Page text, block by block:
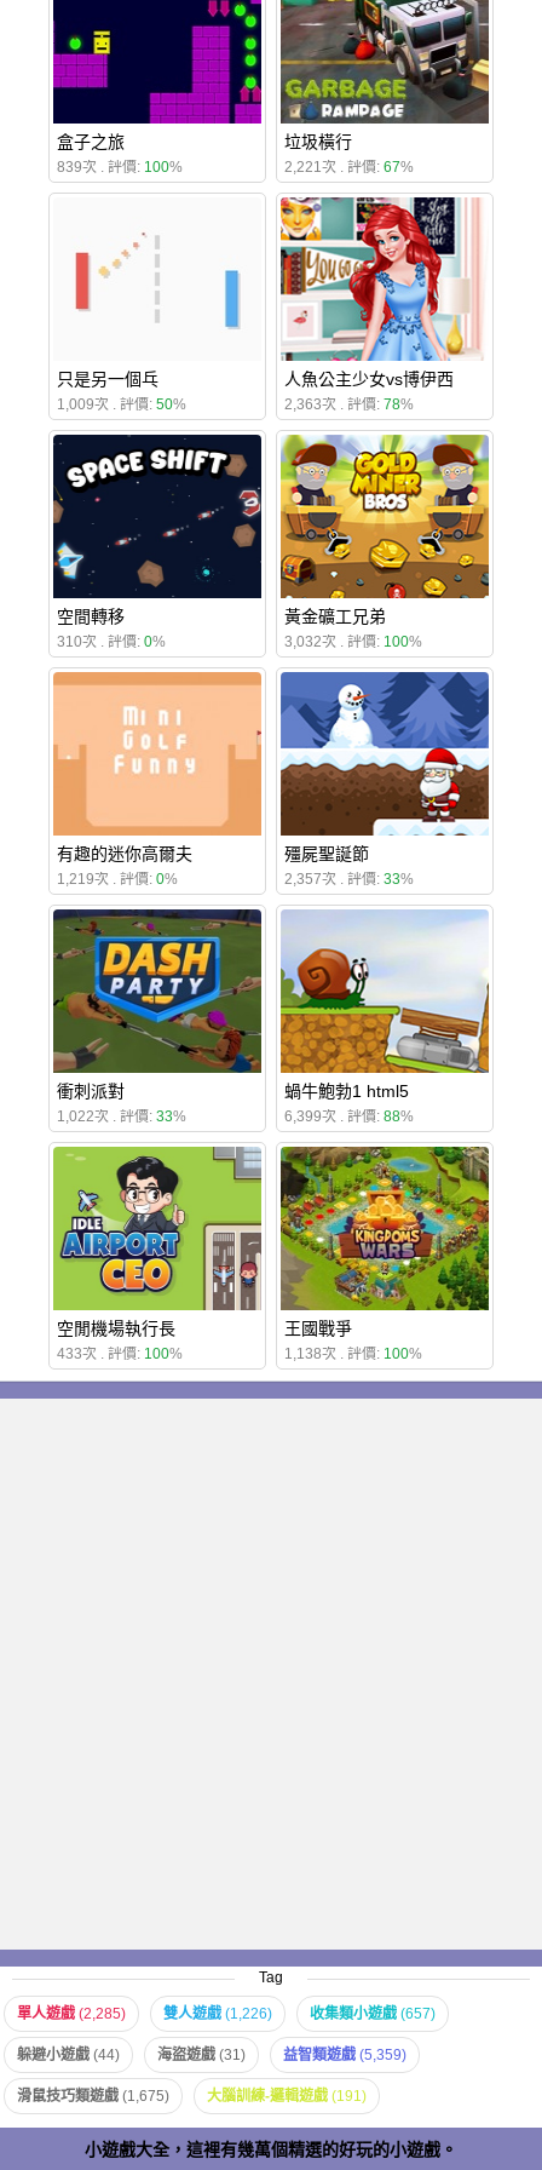
盒子之旅
839次 . 評價: 100%
垃圾橫行
2,221次 . 評價: 67%
只是另一個乓
1,009次 . 評價: 50%
人魚公主少女vs博伊西
2,363次 . 評價: 78%
空間轉移
310次 . 評價: 0%
黃金礦工兄弟
3,032次 . 評價: 100%
有趣的迷你高爾夫
1,219次 . 評價: 0%
殭屍聖誕節
2,357次 . 評價: 33%
衝刺派對
1,022次 . 評價: 33%
蝸牛鮑勃1 html5
6,399次 . 評價: 88%
空閒機場執行長
433次 . 評價: 100%
王國戰爭
1,138次 . 評價: 100%
Tag
單人遊戲 (2,285) 雙人遊戲 (1,226) 收集類小遊戲 (657)
躲避小遊戲 (44) 海盜遊戲 (31) 益智類遊戲 (5,359)
滑鼠技巧類遊戲 (1,675) 大腦訓練-邏輯遊戲 (191)
小遊戲大全，這裡有幾萬個精選的好玩的小遊戲。